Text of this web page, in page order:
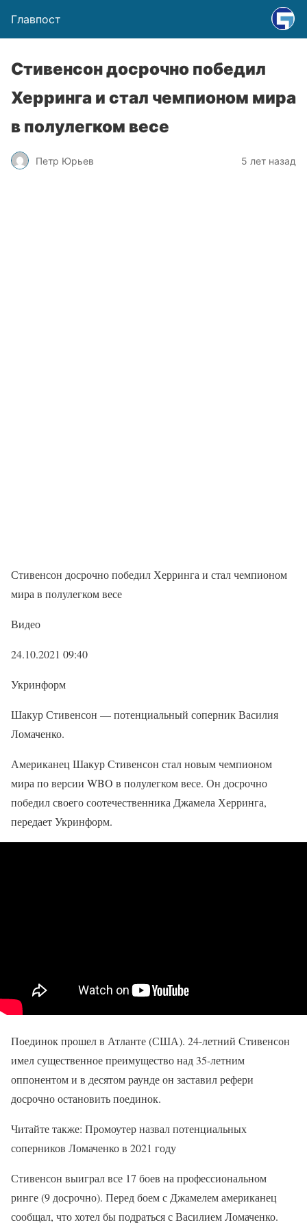
Главпост
Стивенсон досрочно победил
Херринга и стал чемпионом мира
в полулегком весе
Петр Юрьев 5 лет назад
Стивенсон досрочно победил Херринга и стал чемпионом
мира в полулегком весе
Видео
24.10.2021 09:40
Укринформ
Шакур Стивенсон — потенциальный соперник Василия
Ломаченко.
Американец Шакур Стивенсон стал новым чемпионом
мира по версии WBO в полулегком весе. Он досрочно
победил своего соотечественника Джамела Херринга,
передает Укринформ.
Поединок прошел в Атланте (США). 24-летний Стивенсон
имел существенное преимущество над 35-летним
оппонентом и в десятом раунде он заставил рефери
досрочно остановить поединок.
Читайте также: Промоутер назвал потенциальных
соперников Ломаченко в 2021 году
Стивенсон выиграл все 17 боев на профессиональном
ринге (9 досрочно). Перед боем с Джамелем американец
сообщал, что хотел бы подраться с Василием Ломаченко.